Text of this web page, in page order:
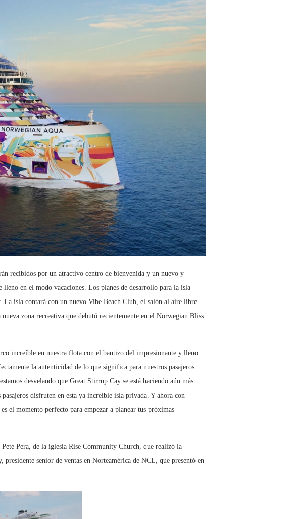
recibidos por un atractivo centro de bienvenida y un nuevo y
en el modo vacaciones. Los planes de desarrollo para la isla
isla contará con un nuevo Vibe Beach Club, el salón al aire libre
zona recreativa que debutó recientemente en el Norwegian Bliss
increíble en nuestra flota con el bautizo del impresionante y lleno
la autenticidad de lo que significa para nuestros pasajeros
desvelando que Great Stirrup Cay se está haciendo aún más
disfruten en esta ya increíble isla privada. Y ahora con
el momento perfecto para empezar a planear tus próximas
Pera, de la iglesia Rise Community Church, que realizó la
senior de ventas en Norteamérica de NCL, que presentó en